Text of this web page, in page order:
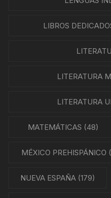
LIBROS
LITERATURA
LITERATURA
MATEMÁTICAS (48)
MÉXICO PREHISPÁNICO
NUEVA ESPAÑA(179)